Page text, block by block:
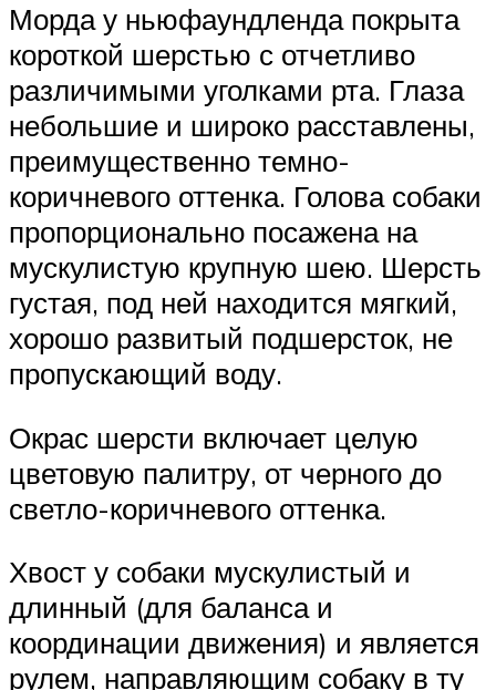
Морда у ньюфаундленда покрыта
короткой шерстью с отчетливо
различимыми уголками рта. Глаза
небольшие и широко расставлены,
преимущественно темно-
коричневого оттенка. Голова собаки
пропорционально посажена на
мускулистую крупную шею. Шерсть
густая, под ней находится мягкий,
хорошо развитый подшерсток, не
пропускающий воду.
Окрас шерсти включает целую
цветовую палитру, от черного до
светло-коричневого оттенка.
Хвост у собаки мускулистый и
длинный (для баланса и
координации движения) и является
рулем, направляющим собаку в ту